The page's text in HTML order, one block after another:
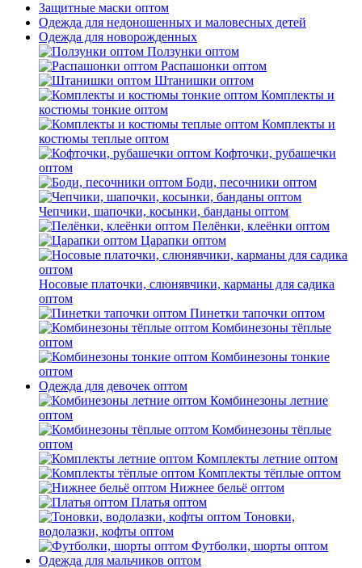
Защитные маски оптом
Одежда для недоношенных и маловесных детей
Одежда для новорожденных
Ползунки оптом
Распашонки оптом
Штанишки оптом
Комплекты и
костюмы тонкие оптом
Комплекты и
костюмы теплые оптом
Кофточки, рубашечки
оптом
Боди, песочники оптом
Чепчики, шапочки, косынки, банданы оптом
Пелёнки, клеёнки оптом
Царапки оптом
Носовые платочки, слюнявчики, карманы для садика
оптом
Пинетки тапочки оптом
Комбинезоны тёплые
оптом
Комбинезоны тонкие
оптом
Одежда для девочек оптом
Комбинезоны летние
оптом
Комбинезоны тёплые
оптом
Комплекты летние оптом
Комплекты тёплые оптом
Нижнее бельё оптом
Платья оптом
Тоновки,
водолазки, кофты оптом
Футболки, шорты оптом
Одежда для мальчиков оптом